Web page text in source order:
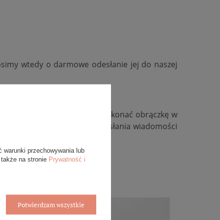
wtedy o darmowe odesłanie jej do naszej
zmienić kolor złota, wykonać obrączkę w
zachęcamy do przesłania wiadomości
warunki przechowywania lub
na stronie Prywatność i
Potwierdzam wszystkie